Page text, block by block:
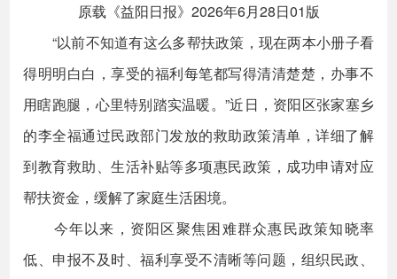
原载《益阳日报》2026年6月28日01版
“以前不知道有这么多帮扶政策，现在两本小册子看
得明明白白，享受的福利每笔都写得清清楚楚，办事不
用瞎跑腿，心里特别踏实温暖。”近日，资阳区张家塞乡
的李全福通过民政部门发放的救助政策清单，详细了解
到教育救助、生活补贴等多项惠民政策，成功申请对应
帮扶资金，缓解了家庭生活困境。
今年以来，资阳区聚焦困难群众惠民政策知晓率
低、申报不及时、福利享受不清晰等问题，组织民政、